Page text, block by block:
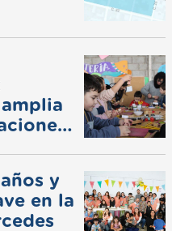
y
en la